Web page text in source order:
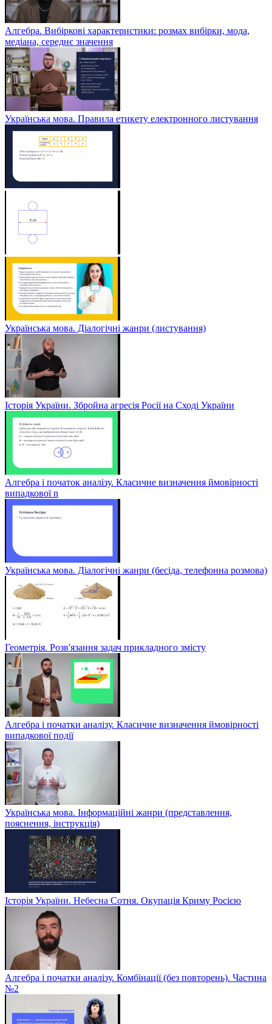
Алгебра. Вибіркові характеристики: розмах вибірки, мода,
медіана, середнє значення
Українська мова. Правила етикету електронного листування
Українська мова. Діалогічні жанри (листування)
Історія України. Збройна агресія Росії на Сході України
Алгебра і початок аналізу. Класичне визначення ймовірності
випадкової n
Українська мова. Діалогічні жанри (бесіда, телефонна розмова)
Геометрія. Розв'язання задач прикладного змісту
Алгебра і початки аналізу. Класичне визначення ймовірності
випадкової події
Українська мова. Інформаційні жанри (представлення,
пояснення, інструкція)
Історія України. Небесна Сотня. Окупація Криму Росією
Алгебра і початки аналізу. Комбінації (без повторень). Частина
№2